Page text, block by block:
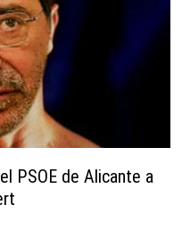
PSOE de Alicante a